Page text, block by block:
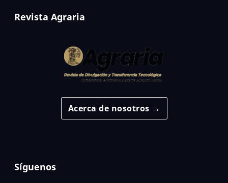
Revista Agraria
Acerca de nosotros →
Síguenos